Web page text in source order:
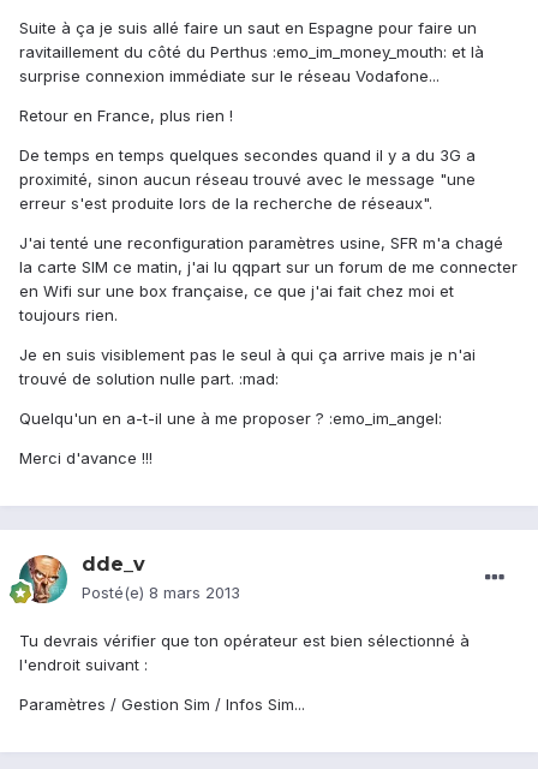
Suite à ça je suis allé faire un saut en Espagne pour faire un
ravitaillement du côté du Perthus :emo_im_money_mouth: et là
surprise connexion immédiate sur le réseau Vodafone...
Retour en France, plus rien !
De temps en temps quelques secondes quand il y a du 3G a
proximité, sinon aucun réseau trouvé avec le message "une
erreur s'est produite lors de la recherche de réseaux".
J'ai tenté une reconfiguration paramètres usine, SFR m'a chagé
la carte SIM ce matin, j'ai lu qqpart sur un forum de me connecter
en Wifi sur une box française, ce que j'ai fait chez moi et
toujours rien.
Je en suis visiblement pas le seul à qui ça arrive mais je n'ai
trouvé de solution nulle part. :mad:
Quelqu'un en a-t-il une à me proposer ? :emo_im_angel:
Merci d'avance !!!
dde_v
Posté(e) 8 mars 2013
Tu devrais vérifier que ton opérateur est bien sélectionné à
l'endroit suivant :
Paramètres / Gestion Sim / Infos Sim...